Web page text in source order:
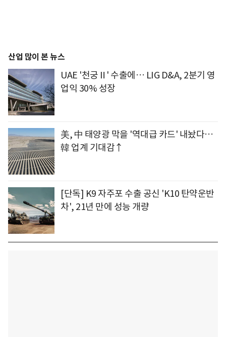
산업 많이 본 뉴스
UAE '천궁Ⅱ' 수출에… LIG D&A, 2분기 영
업익 30% 성장
美, 中 태양광 막을 '역대급 카드' 내놨다…
韓 업계 기대감↑
[단독] K9 자주포 수출 공신 'K10 탄약운반
차', 21년 만에 성능 개량